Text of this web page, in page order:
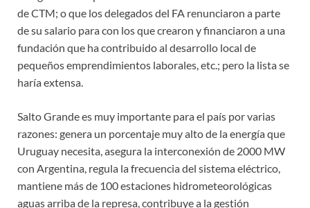
de CTM; o que los delegados del FA renunciaron a parte
de su salario para con los que crearon y financiaron a una
fundación que ha contribuido al desarrollo local de
pequeños emprendimientos laborales, etc.; pero la lista se
haría extensa.
Salto Grande es muy importante para el país por varias
razones: genera un porcentaje muy alto de la energía que
Uruguay necesita, asegura la interconexión de 2000 MW
con Argentina, regula la frecuencia del sistema eléctrico,
mantiene más de 100 estaciones hidrometeorológicas
aguas arriba de la represa, contribuye a la gestión